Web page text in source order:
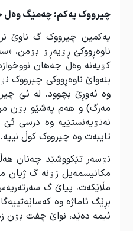
چیرووک یەکم: چەمێگ وەل
یەکمین چیرووک گ ناوێ
ناوەڕووکێ ڕۊیەڕۊ بۊمن،
کۊیەنە وەل جەهان
بنەواێ ناوەڕووکی چیرووک
وە ئەوڕێ بچوود. لە ئێ
مەرگ) و هەم پەشێو بۊن
نەتۊیەنستێیە وە درسی ئێ
تایبەت وە چیرووک کوڵ نییە.
نۊسەر تێکووشێد چەنان
مکانیسمەیل زۊنە گ ژیان
مڵاێکەت، پیاێ گ
بڕێگ ئاماژە وە
ئیمە دەێد، نواێ چفت بۊن